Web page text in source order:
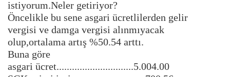
istiyorum.Neler getiriyor?
Öncelikle bu sene asgari ücretlilerden gelir
vergisi ve damga vergisi alınmıyacak
olup,ortalama artış %50.54 arttı.
Buna göre
asgari ücret..............................5.004.00